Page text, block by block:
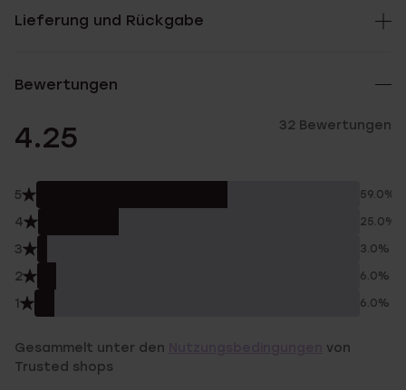
Lieferung und Rückgabe
Bewertungen
4.25 32 Bewertungen
5 59.0%
4 25.0%
3 3.0%
2 6.0%
1 6.0%
Gesammelt unter den
von
Trusted shops